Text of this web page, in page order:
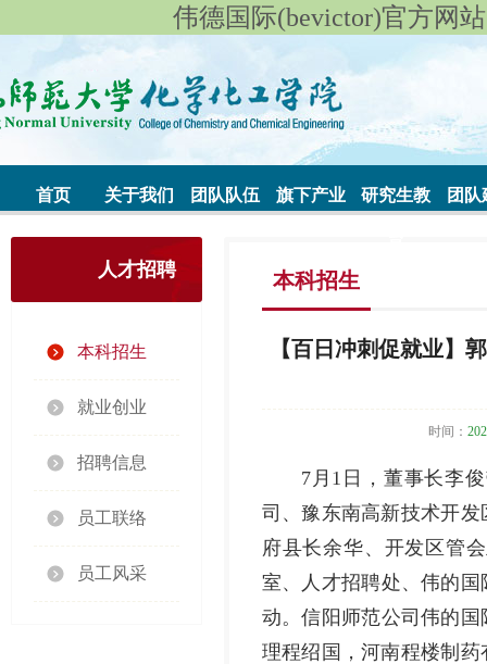
伟德国际(bevictor)官方网
首页 关于我们 团队队伍 旗下产业 研究生教 团队
人才招聘
本科招生
就业创业
招聘信息
员工联络
员工风采
本科招生
【百日冲刺促就业】
时间：
7月1日，董事长李
司、豫东南高新技术开
府县长余华、开发区管
室、人才招聘处、伟的
动。信阳师范公司伟的国
理程绍国，河南程楼制